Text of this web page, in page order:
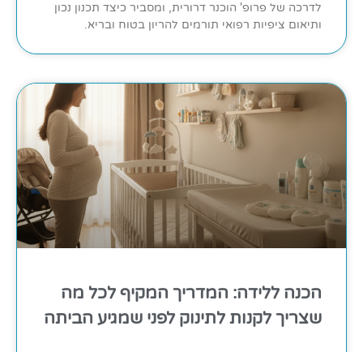
לדרכה של פרופ' הוכנר דרורית, ומסביר כיצד תכנון נכון
ותיאום ציפיות רפואי תורמים להריון בטוח ובריא.
הכנה ללידה: המדריך המקיף לכל מה
שצריך לקנות לתינוק לפני שמגיע הביתה